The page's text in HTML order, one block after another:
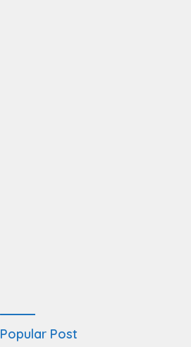
Popular Post